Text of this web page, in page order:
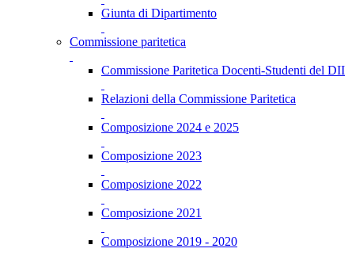
Giunta di Dipartimento
Commissione paritetica
Commissione Paritetica Docenti-Studenti del DII
Relazioni della Commissione Paritetica
Composizione 2024 e 2025
Composizione 2023
Composizione 2022
Composizione 2021
Composizione 2019 - 2020